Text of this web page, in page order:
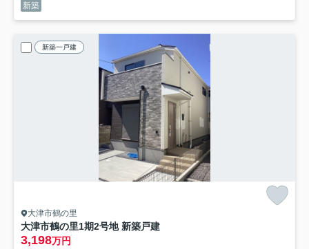
新築
新築一戸建
大津市鶴の里
大津市鶴の里1期2号地 新築戸建
3,198万円